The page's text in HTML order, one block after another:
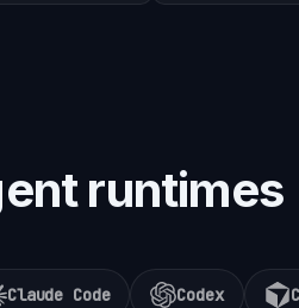
runtimes
Claude Code Codex